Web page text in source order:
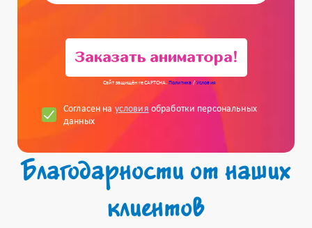
Заказать аниматора!
Сайт защищён reCAPTCHA. Политика/Условия
Согласен на условия обработки персональных
данных
Благодарности от наших
клиентов